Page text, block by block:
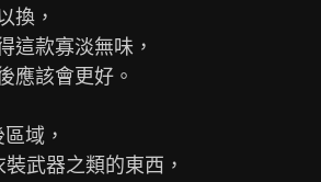
換，
這款寡淡無味，
應該會更好。
域，
武器之類的東西，